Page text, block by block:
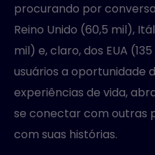
procurando por
Reino Unido (60,5 mil),
mil) e, claro, dos EUA
usuários a oportunidade
experiências de vida,
se conectar com outras
com suas histórias.